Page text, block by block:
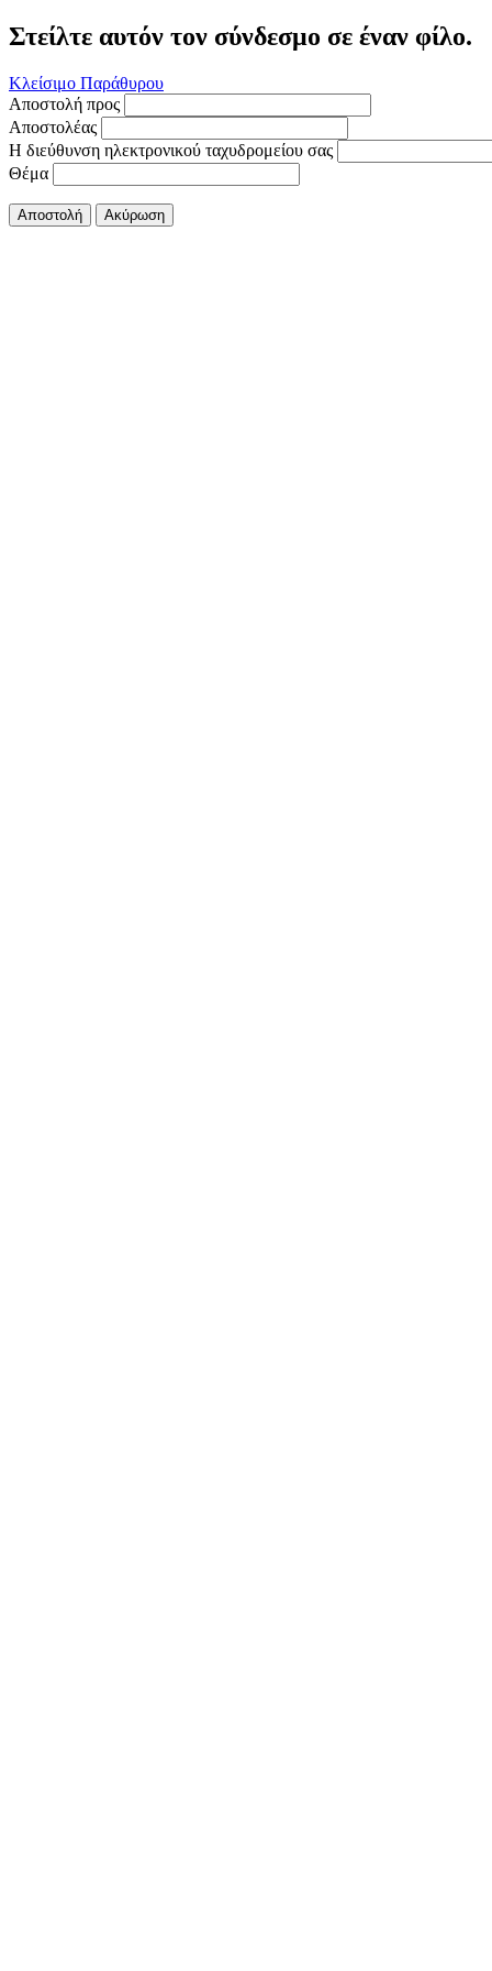
Στείλτε αυτόν τον σύνδεσμο σε έναν φίλο.
Κλείσιμο Παράθυρου
Αποστολή προς
Αποστολέας
Η διεύθυνση ηλεκτρονικού ταχυδρομείου σας
Θέμα
Αποστολή Ακύρωση